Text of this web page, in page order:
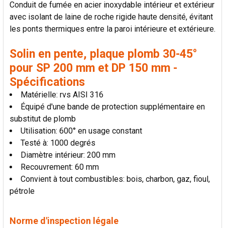
AJOUTER
LA
SÉLECTION
AU PANIER
Conduit de fumée en acier inoxydable intérieur et extérieur
avec isolant de laine de roche rigide haute densité, évitant
les ponts thermiques entre la paroi intérieure et extérieure.
Solin en pente, plaque plomb 30-45°
pour SP 200 mm et DP 150 mm -
Spécifications
Matérielle: rvs AISI 316
Équipé d'une bande de protection supplémentaire en
substitut de plomb
Utilisation: 600° en usage constant
Testé à: 1000 degrés
Diamètre intérieur: 200 mm
Recouvrement: 60 mm
Convient à tout combustibles: bois, charbon, gaz, fioul,
pétrole
Norme d'inspection légale